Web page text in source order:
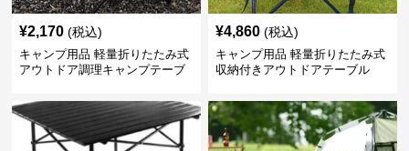
¥2,170 (税込)
キャンプ用品 軽量折りたたみ式
アウトドア調理キャンプテーブ
¥4,860 (税込)
キャンプ用品 軽量折りたたみ式
収納付きアウトドアテーブル